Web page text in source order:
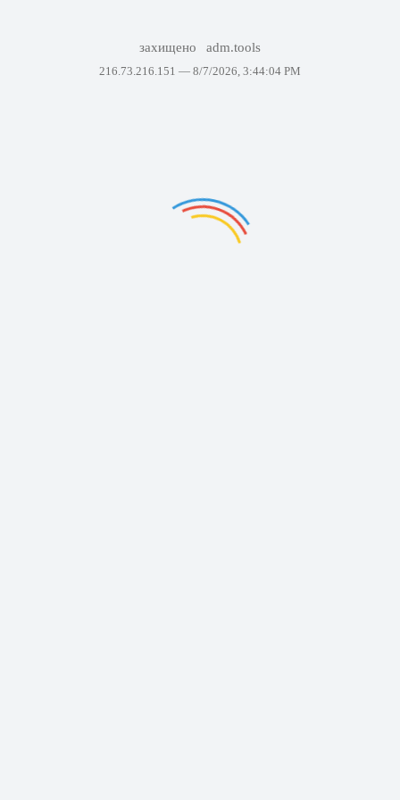
захищено adm.tools
216.73.216.151 — 8/7/2026, 3:44:04 PM